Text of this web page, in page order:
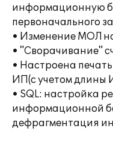
информационную
первоначального
• Изменение МОЛ на
• "Сворачивание"
• Настроена
ИП(с учетом длины
• SQL: настройка
информационной
дефрагментация